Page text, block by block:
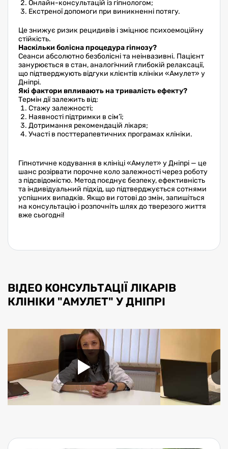
Онлайн-консультацій із гіпнологом;
Екстреної допомоги при виникненні потягу.
Це знижує ризик рецидивів і зміцнює психоемоційну
стійкість.
Наскільки болісна процедура гіпнозу?
Сеанси абсолютно безболісні та неінвазивні. Пацієнт
занурюється в стан, аналогічний глибокій релаксації,
що підтверджують відгуки клієнтів клініки «Амулет» у
Дніпрі.
Які фактори впливають на тривалість ефекту?
Термін дії залежить від:
Стажу залежності;
Наявності підтримки в сім’ї;
Дотримання рекомендацій лікаря;
Участі в посттерапевтичних програмах клініки.
Гіпнотичне кодування в клініці «Амулет» у Дніпрі — це
шанс розірвати порочне коло залежності через роботу
з підсвідомістю. Метод поєднує безпеку, ефективність
та індивідуальний підхід, що підтверджується сотнями
успішних випадків. Якщо ви готові до змін, запишіться
на консультацію і розпочніть шлях до тверезого життя
вже сьогодні!
ВІДЕО КОНСУЛЬТАЦІЇ ЛІКАРІВ
КЛІНІКИ "АМУЛЕТ" У ДНІПРІ